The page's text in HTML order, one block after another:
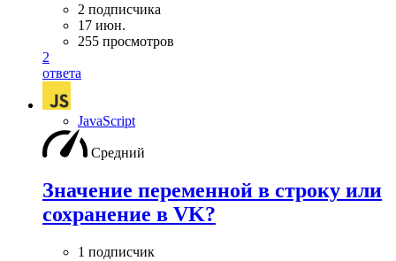
2 подписчика
17 июн.
255 просмотров
2
ответа
JavaScript
Средний
Значение переменной в строку или
сохранение в VK?
1 подписчик